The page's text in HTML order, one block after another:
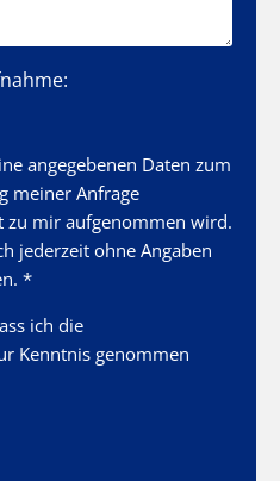
angegebenen Daten zum
meiner Anfrage
zu mir aufgenommen wird.
jederzeit ohne Angaben
*
ich die
Kenntnis genommen